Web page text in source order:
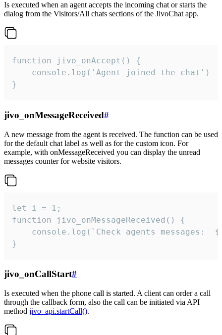
Is executed when an agent accepts the incoming chat or starts the
dialog from the Visitors/All chats sections of the JivoChat app.
function jivo_onAccept() {
}
jivo_onMessageReceived#
A new message from the agent is received. The function can be used
for the default chat label as well as for the custom icon. For
example, with onMessageReceived you can display the unread
messages counter for website visitors.
let i = 1;
function jivo_onMessageReceived() {
}
jivo_onCallStart#
Is executed when the phone call is started. A client can order a call
through the callback form, also the call can be initiated via API
method jivo_api.startCall().